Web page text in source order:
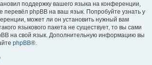
поддержку вашего языка на конференции,
перевёл phpBB на ваш язык. Попробуйте узнать у
может ли он установить нужный вам
языкового пакета не существует, то вы сами
на свой язык. Дополнительную информацию вы
phpBB®.